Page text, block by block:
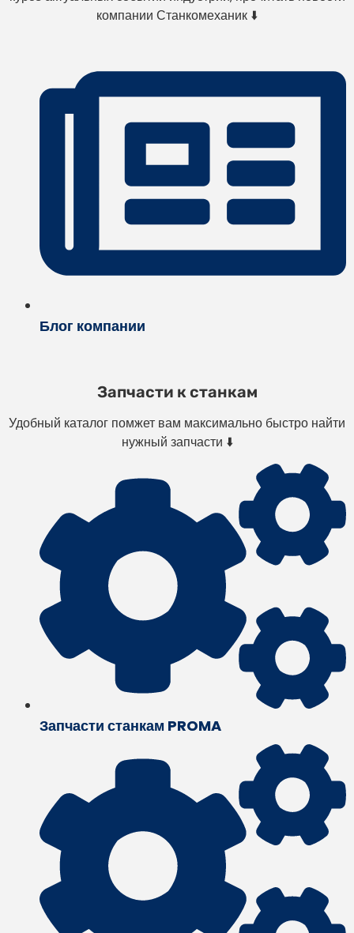
компании Станкомеханик ⬇️
Блог компании
Запчасти к станкам
Удобный каталог помжет вам максимально быстро найти
нужный запчасти ⬇️
Запчасти станкам PROMA